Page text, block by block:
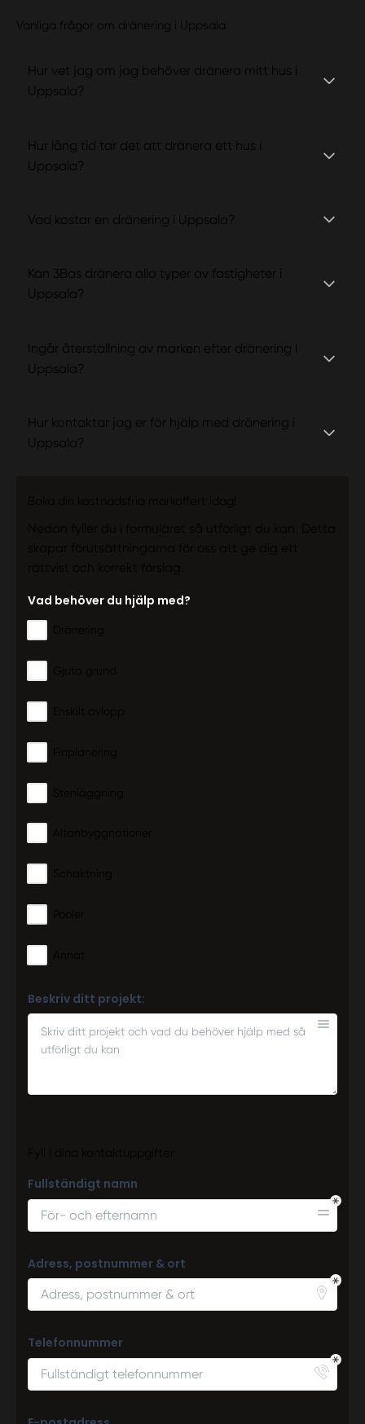
Vanliga frågor om dränering i Uppsala
Hur vet jag om jag behöver dränera mitt hus i
Uppsala?
Hur lång tid tar det att dränera ett hus i
Uppsala?
Vad kostar en dränering i Uppsala?
Kan 3Bas dränera alla typer av fastigheter i
Uppsala?
Ingår återställning av marken efter dränering i
Uppsala?
Hur kontaktar jag er för hjälp med dränering i
Uppsala?
Vad behöver du hjälp med?
Beskriv ditt projekt:
Fullständigt namn
Adress, postnummer & ort
Telefonnummer